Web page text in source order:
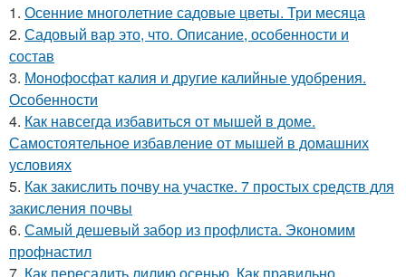
1. Осенние многолетние садовые цветы. Три месяца
2. Садовый вар это, что. Описание, особенности и
состав
3. Монофосфат калия и другие калийные удобрения.
Особенности
4. Как навсегда избавиться от мышей в доме.
Самостоятельное избавление от мышей в домашних
условиях
5. Как закислить почву на участке. 7 простых средств для
закисления почвы
6. Самый дешевый забор из профлиста. Экономим
профнастил
7. Как пересадить лилию осенью. Как правильно